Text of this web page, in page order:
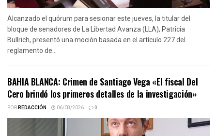
Alcanzado el quórum para sesionar este jueves, la titular del
bloque de senadores de La Libertad Avanza (LLA), Patricia
Bullrich, presentó una moción basada en el artículo 227 del
reglamento de...
BAHIA BLANCA: Crimen de Santiago Vega «El fiscal Del
Cero brindó los primeros detalles de la investigación»
PORREDACCIÓN 06/08/2026 0